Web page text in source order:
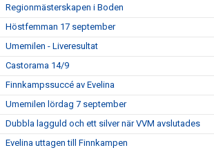
Regionmästerskapen i Boden
Höstfemman 17 september
Umemilen - Liveresultat
Castorama 14/9
Finnkampssuccé av Evelina
Umemilen lördag 7 september
Dubbla lagguld och ett silver när VVM avslutades
Evelina uttagen till Finnkampen